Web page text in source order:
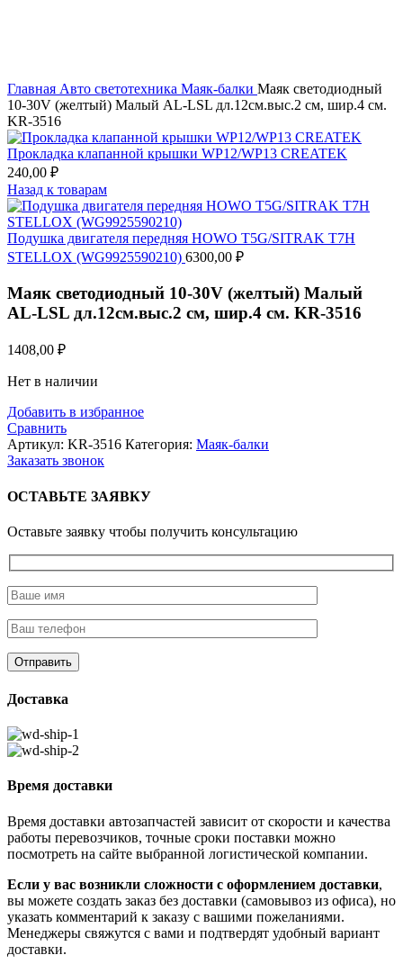
Главная Авто светотехника Маяк-балки Маяк светодиодный
10-30V (желтый) Малый AL-LSL дл.12см.выс.2 см, шир.4 см.
KR-3516
Прокладка клапанной крышки WP12/WP13 CREATEK
240,00 ₽
Назад к товарам
Подушка двигателя передняя HOWO T5G/SITRAK T7H
STELLOX (WG9925590210) 6300,00 ₽
Маяк светодиодный 10-30V (желтый) Малый
AL-LSL дл.12см.выс.2 см, шир.4 см. KR-3516
1408,00 ₽
Нет в наличии
Добавить в избранное
Сравнить
Артикул: KR-3516 Категория: Маяк-балки
Заказать звонок
ОСТАВЬТЕ ЗАЯВКУ
Оставьте заявку чтобы получить консультацию
Доставка
Время доставки
Время доставки автозапчастей зависит от скорости и качества
работы перевозчиков, точные сроки поставки можно
посмотреть на сайте выбранной логистической компании.
Если у вас возникли сложности с оформлением доставки,
вы можете создать заказ без доставки (самовывоз из офиса), но
указать комментарий к заказу с вашими пожеланиями.
Менеджеры свяжутся с вами и подтвердят удобный вариант
доставки.